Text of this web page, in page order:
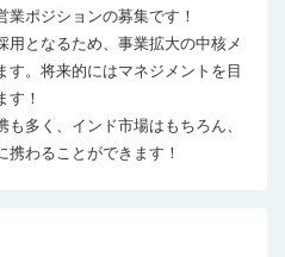
ポジションの募集です！
となるため、事業拡大の中核メ
す。将来的にはマネジメントを目
す！
多く、インド市場はもちろん、
携わることができます！